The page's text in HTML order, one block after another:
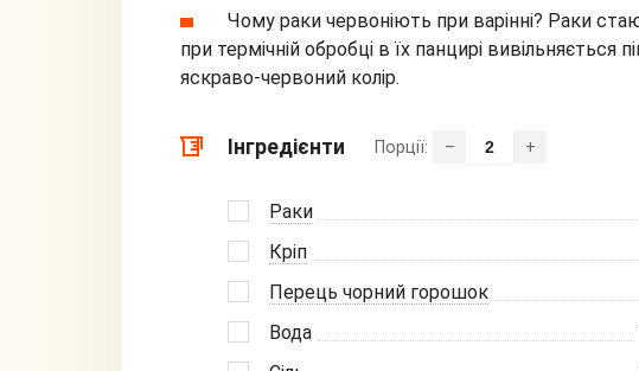
Чому раки червоніють при варінні? Раки
при термічній обробці в їх панцирі вивільняється
яскраво-червоний колір.
Інгредієнти Порції: – +
Раки
Кріп
Перець чорний горошок
Вода